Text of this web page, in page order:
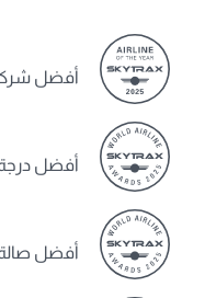
أفضل
أفضل درجة
أفضل صالة